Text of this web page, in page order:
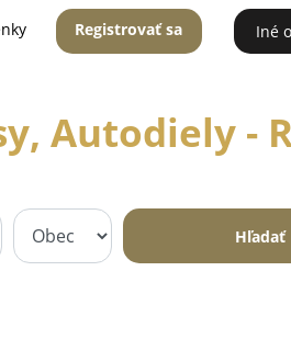
Registrovať sa Iné
Autodiely -
Hľadať